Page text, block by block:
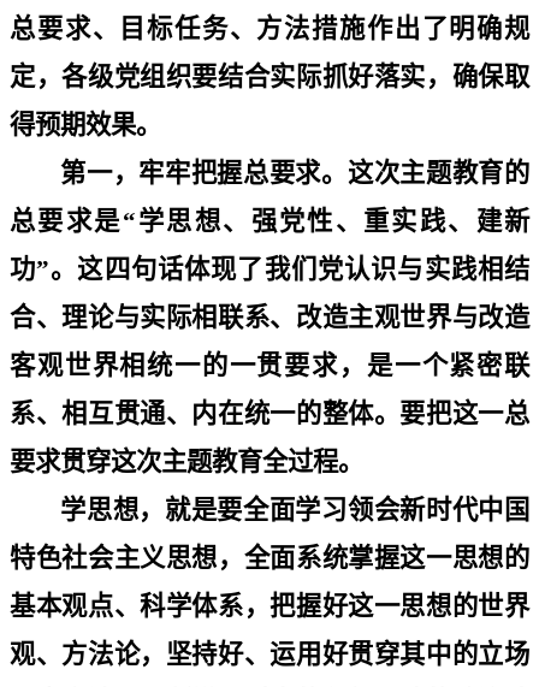
总要求、目标任务、方法措施作出了明确规
定，各级党组织要结合实际抓好落实，确保取
得预期效果。
第一，牢牢把握总要求。这次主题教育的
总要求是“学思想、强党性、重实践、建新
功”。这四句话体现了我们党认识与实践相结
合、理论与实际相联系、改造主观世界与改造
客观世界相统一的一贯要求，是一个紧密联
系、相互贯通、内在统一的整体。要把这一总
要求贯穿这次主题教育全过程。
学思想，就是要全面学习领会新时代中国
特色社会主义思想，全面系统掌握这一思想的
基本观点、科学体系，把握好这一思想的世界
观、方法论，坚持好、运用好贯穿其中的立场